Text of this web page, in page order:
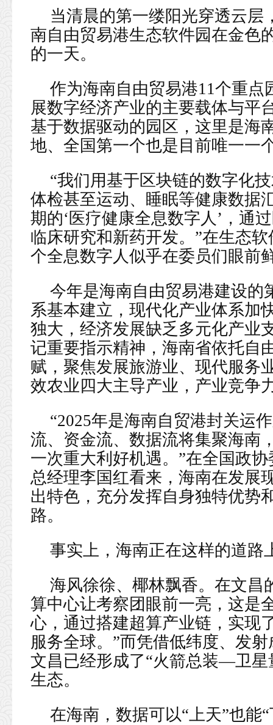
当清晨的第一缕阳光穿透云层
南自由贸易港生态软件园在金色
的一天。
作为海南自由贸易港11个重
展数字经济产业的主要载体与
基于数据驱动的园区，这里是海
地、全国第一个也是目前唯一一
“我们用基于区块链的数字化
体检甚至运动、睡眠等健康数据
期的‘医疗健康全息数字人’，通
临床研究和新药开发。”在生态
个全息数字人似乎在委员们眼前
今年是海南自由贸易港建设的
系基本建立，现代化产业体系加
独大，经济发展缺乏多元化产业
记重要指示精神，海南省依托自
赋，聚焦发展旅游业、现代服务
效农业四大主导产业，产业竞争
“2025年是海南自贸港封关运
流、资金流、数据流将集聚海南
一次重大利好机遇。”在全国政
总经理李国红看来，海南在发展
出特色，充分发挥自身独特优势
路。
事实上，海南正在这样的道路
海风徐徐、椰林飘香。在文昌
算中心让考察团眼前一亮，这是
心，通过搭建超算产业链，实现
服务全球。”而凭借低纬度、发
文昌已经形成了“火箭总装—卫
生态。
在海南，数据可以“上天”也能